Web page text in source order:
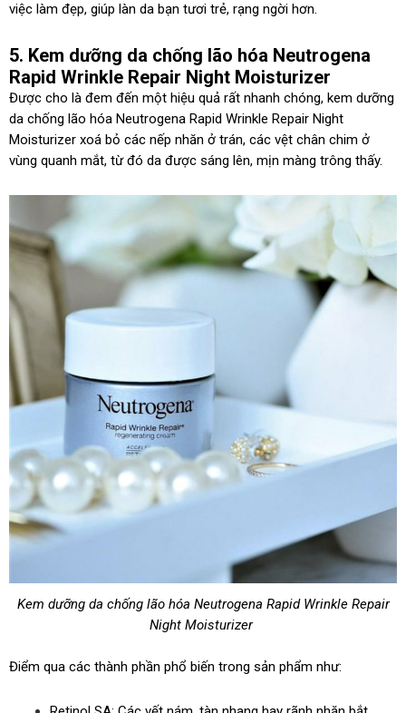
việc làm đẹp, giúp làn da bạn tươi trẻ, rạng ngời hơn.
5. Kem dưỡng da chống lão hóa Neutrogena
Rapid Wrinkle Repair Night Moisturizer
Được cho là đem đến một hiệu quả rất nhanh chóng, kem dưỡng
da chống lão hóa Neutrogena Rapid Wrinkle Repair Night
Moisturizer xoá bỏ các nếp nhăn ở trán, các vệt chân chim ở
vùng quanh mắt, từ đó da được sáng lên, mịn màng trông thấy.
Kem dưỡng da chống lão hóa Neutrogena Rapid Wrinkle Repair
Night Moisturizer
Điểm qua các thành phần phổ biến trong sản phẩm như: